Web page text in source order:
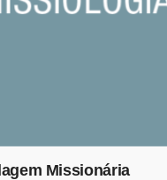
Missionária